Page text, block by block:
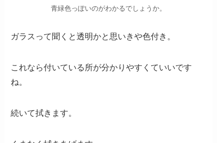
青緑色っぽいのがわかるでしょうか。
ガラスって聞くと透明かと思いきや色付き。
これなら付いている所が分かりやすくていいです
ね。
続いて拭きます。